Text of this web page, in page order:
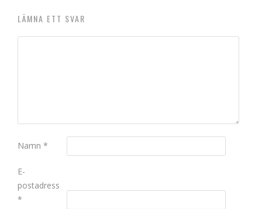
LÄMNA ETT SVAR
Namn *
E-
postadress
*